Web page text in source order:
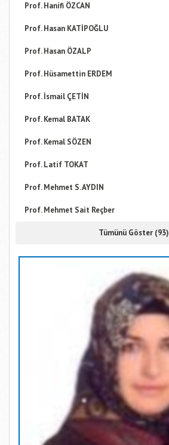
Prof. Hanifi ÖZCAN
Prof. Hasan KATİPOĞLU
Prof. Hasan ÖZALP
Prof. Hüsamettin ERDEM
Prof. İsmail ÇETİN
Prof. Kemal BATAK
Prof. Kemal SÖZEN
Prof. Latif TOKAT
Prof. Mehmet S. AYDIN
Prof. Mehmet Sait Reçber
Tümünü Göster (93)